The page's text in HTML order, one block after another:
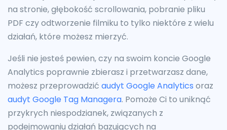
na stronie, głębokość scrollowania, pobranie pliku
PDF czy odtworzenie filmiku to tylko niektóre z wielu
działań, które możesz mierzyć.
Jeśli nie jesteś pewien, czy na swoim koncie Google
Analytics poprawnie zbierasz i przetwarzasz dane,
możesz przeprowadzić audyt Google Analytics oraz
audyt Google Tag Managera. Pomoże Ci to uniknąć
przykrych niespodzianek, związanych z
podejmowaniu działań bazujących na